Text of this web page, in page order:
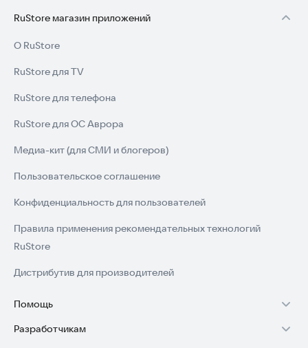
RuStore магазин приложений
О RuStore
RuStore для TV
RuStore для телефона
RuStore для ОС Аврора
Медиа-кит (для СМИ и блогеров)
Пользовательское соглашение
Конфиденциальность для пользователей
Правила применения рекомендательных технологий
RuStore
Дистрибутив для производителей
Помощь
Установка RuStore на TV
Разработчикам